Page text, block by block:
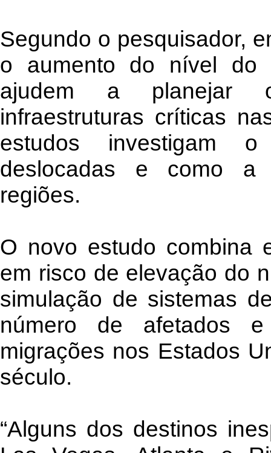
Segundo o pesquisador,
o aumento do nível do
ajudem a planejar
infraestruturas críticas
estudos investigam
deslocadas e como a
regiões.
O novo estudo combina
em risco de elevação do
simulação de sistemas
número de afetados
migrações nos Estados
século.
“Alguns dos destinos